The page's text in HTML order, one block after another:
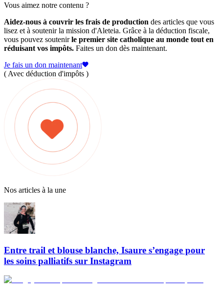
Vous aimez notre contenu ?
Aidez-nous à couvrir les frais de production des articles que vous
lisez et à soutenir la mission d'Aleteia. Grâce à la déduction fiscale,
vous pouvez soutenirle premier site catholique au monde tout en
réduisant vos impôts. Faites un don dès maintenant.
Je fais un don maintenant
( Avec déduction d'impôts )
Nos articles à la une
Entre trail et blouse blanche, Isaure s’engage pour
les soins palliatifs sur Instagram